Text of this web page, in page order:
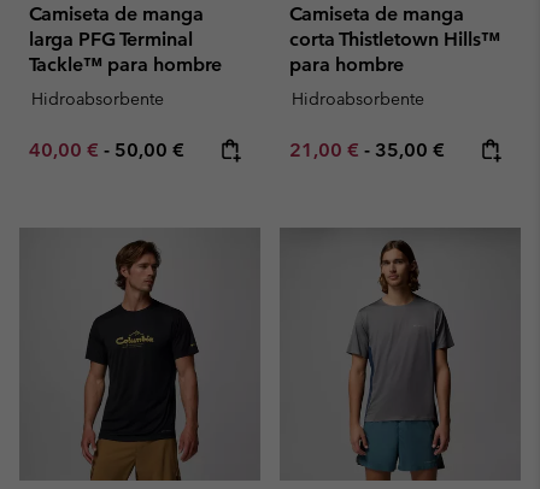
Camiseta de manga
larga PFG Terminal
Tackle™ para hombre
Hidroabsorbente
Minimum sale price:
40,00 € - Maximum price:
50,00 €
Camiseta de manga
corta Thistletown Hills™
para hombre
Hidroabsorbente
Minimum sale price:
21,00 € - Maximum price:
35,00 €